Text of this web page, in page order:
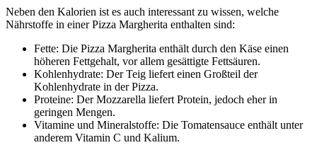
Neben den Kalorien ist es auch interessant zu wissen, welche
Nährstoffe in einer Pizza Margherita enthalten sind:
Fette: Die Pizza Margherita enthält durch den Käse einen
höheren Fettgehalt, vor allem gesättigte Fettsäuren.
Kohlenhydrate: Der Teig liefert einen Großteil der
Kohlenhydrate in der Pizza.
Proteine: Der Mozzarella liefert Protein, jedoch eher in
geringen Mengen.
Vitamine und Mineralstoffe: Die Tomatensauce enthält unter
anderem Vitamin C und Kalium.